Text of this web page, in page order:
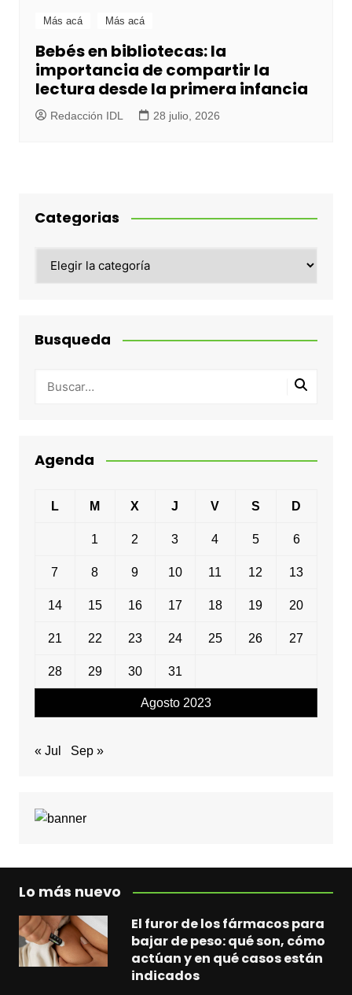
Más acá Más acá
Bebés en bibliotecas: la
importancia de compartir la
lectura desde la primera infancia
Redacción IDL 28 julio, 2026
Categorias
Busqueda
Agenda
Agosto 2023
L M X J V S D
1 2 3 4 5 6
7 8 9 10 11 12 13
14 15 16 17 18 19 20
21 22 23 24 25 26 27
28 29 30 31
« Jul Sep »
Lo más nuevo
El furor de los fármacos para
bajar de peso: qué son, cómo
actúan y en qué casos están
indicados